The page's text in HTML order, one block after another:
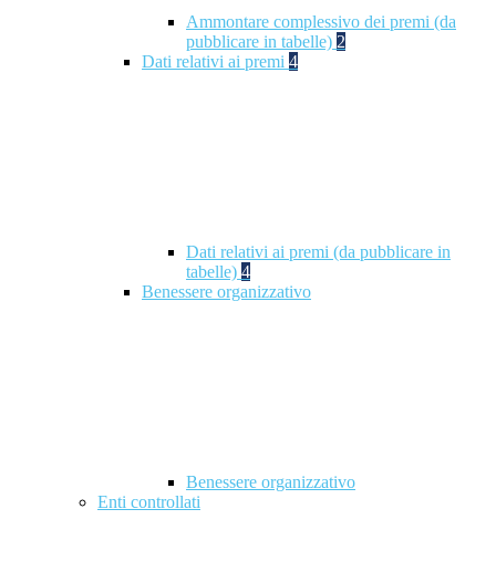
Ammontare complessivo dei premi (da
pubblicare in tabelle) 2
Dati relativi ai premi 4
Dati relativi ai premi (da pubblicare in
tabelle) 4
Benessere organizzativo
Benessere organizzativo
Enti controllati